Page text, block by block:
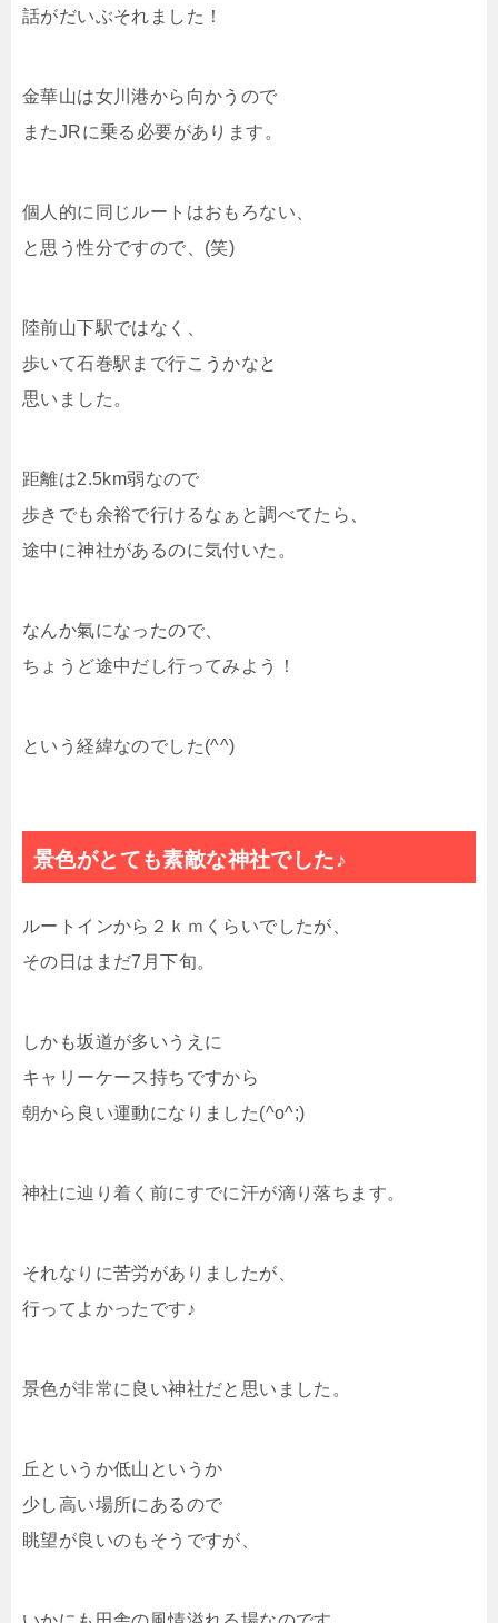
話がだいぶそれました！
金華山は女川港から向かうので
またJRに乗る必要があります。
個人的に同じルートはおもろない、
と思う性分ですので、(笑)
陸前山下駅ではなく、
歩いて石巻駅まで行こうかなと
思いました。
距離は2.5km弱なので
歩きでも余裕で行けるなぁと調べてたら、
途中に神社があるのに気付いた。
なんか氣になったので、
ちょうど途中だし行ってみよう！
という経緯なのでした(^^)
景色がとても素敵な神社でした♪
ルートインから２ｋｍくらいでしたが、
その日はまだ7月下旬。
しかも坂道が多いうえに
キャリーケース持ちですから
朝から良い運動になりました(^o^;)
神社に辿り着く前にすでに汗が滴り落ちます。
それなりに苦労がありましたが、
行ってよかったです♪
景色が非常に良い神社だと思いました。
丘というか低山というか
少し高い場所にあるので
眺望が良いのもそうですが、